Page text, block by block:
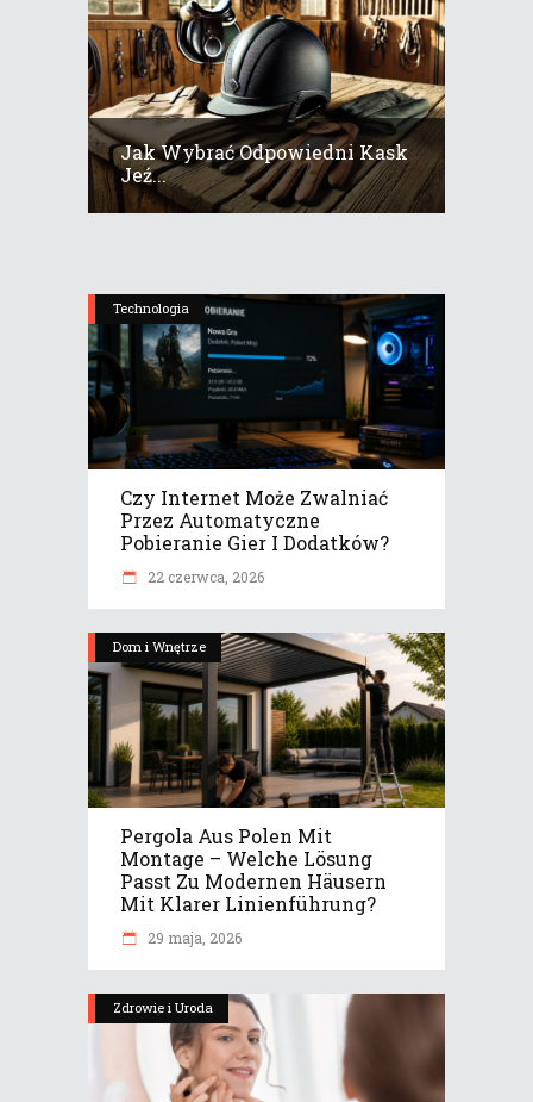
Jak Wybrać Odpowiedni Kask
Jeź...
Technologia
Czy Internet Może Zwalniać
Przez Automatyczne
Pobieranie Gier I Dodatków?
22 czerwca, 2026
Dom i Wnętrze
Pergola Aus Polen Mit
Montage – Welche Lösung
Passt Zu Modernen Häusern
Mit Klarer Linienführung?
29 maja, 2026
Zdrowie i Uroda